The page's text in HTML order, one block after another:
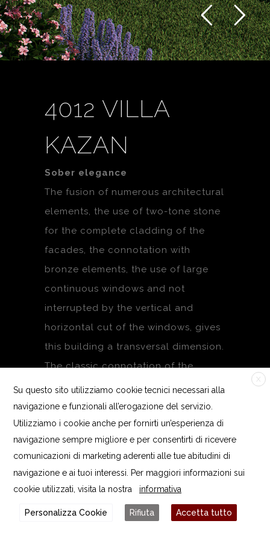
4012 VILLA
KAZAN
Sober elegance
The fusion of numerous architectural
elements, the use of two-tone stone
for the complete cladding of the
facades, the connotation with
bronze elements, the use of large
continuous windows and not
interrupted by the vertical and
horizontal cut of the windows, gives
this building a transversal dimension.
The classic connotation of the
shapes is underlined using two
contrasting stones on the façade,
besides creating a completely
copper covering.
The building is part of a large park
X
Su questo sito utilizziamo cookie tecnici necessari alla
navigazione e funzionali all’erogazione del servizio.
Utilizziamo i cookie anche per fornirti un’esperienza di
navigazione sempre migliore e per consentirti di ricevere
comunicazioni di marketing aderenti alle tue abitudini di
navigazione e ai tuoi interessi. Per maggiori informazioni sui
cookie utilizzati, visita la nostra
informativa
Personalizza Cookie Rifiuta Accetta tutto